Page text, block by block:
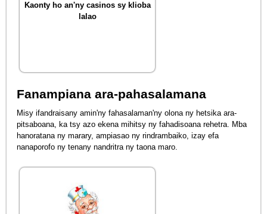
Kaonty ho an'ny casinos sy klioba
lalao
Fanampiana ara-pahasalamana
Misy ifandraisany amin'ny fahasalaman'ny olona ny hetsika ara-
pitsaboana, ka tsy azo ekena mihitsy ny fahadisoana rehetra. Mba
hanoratana ny marary, ampiasao ny rindrambaiko, izay efa
nanaporofo ny tenany nandritra ny taona maro.